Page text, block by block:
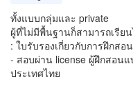
ทั้งแบบกลุ่มและ private
ผู้ที่ไม่มีพื้นฐานก็สามารถเรีย
: ใบรับรองเกี่ยวกับการฝึกสอ
- สอบผ่าน license ผู้ฝึกสอ
ประเทศไทย